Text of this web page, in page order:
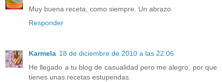
Muy buena receta, como siempre. Un abrazo
Responder
Karmela 18 de diciembre de 2010 a las 22:06
He llegado a tu blog de casualidad pero me alegro, por que
tienes unas recetas estupendas.